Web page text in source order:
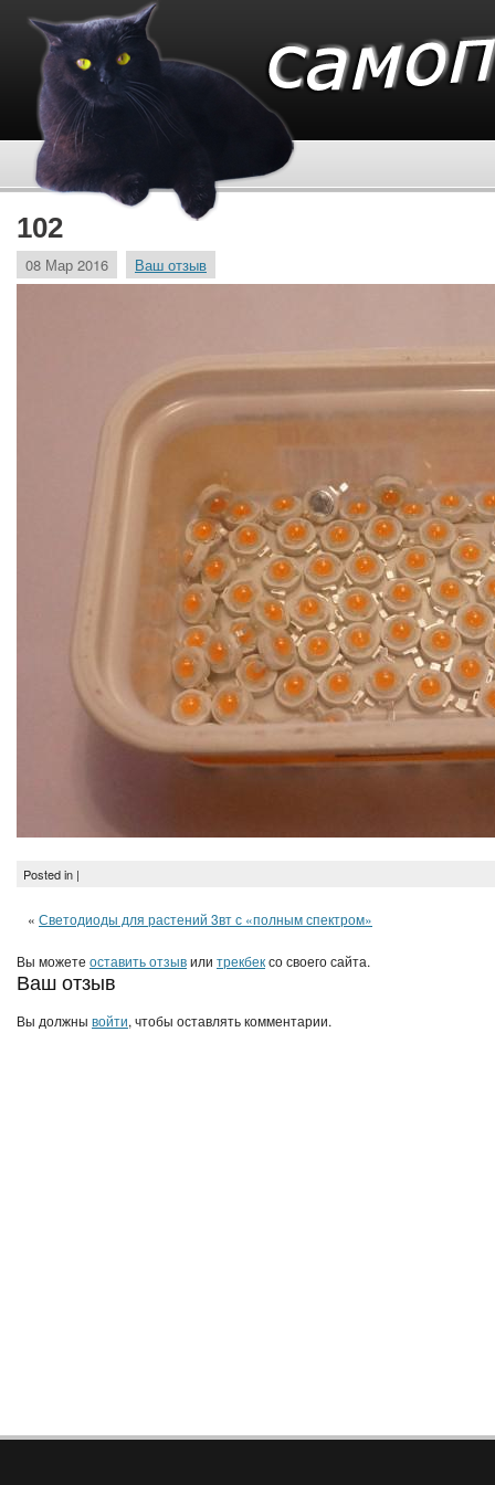
102
08 Мар 2016 Ваш отзыв
Posted in |
« Светодиоды для растений 3вт с «полным спектром»
Вы можете оставить отзывили трекбексо своего сайта.
Ваш отзыв
Вы должны войти, чтобы оставлять комментарии.